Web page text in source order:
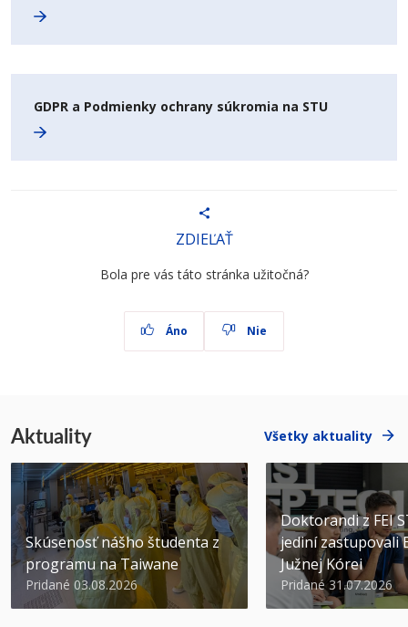
GDPR a Podmienky ochrany súkromia na STU
ZDIEĽAŤ
Bola pre vás táto stránka užitočná?
Áno Nie
Aktuality Všetky aktuality
Skúsenosť nášho študenta z
programu na Taiwane
Pridané 03.08.2026
Doktorandi z FEI
jediní zastupovali
Južnej Kórei
Pridané 31.07.2026